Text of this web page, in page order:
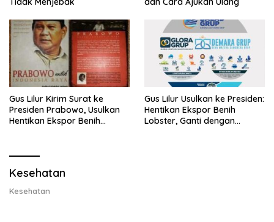
Gus Lilur Kirim Surat ke
Presiden Prabowo, Usulkan
Hentikan Ekspor Benih
Gus Lilur Usulkan ke Presiden:
Hentikan Ekspor Benih
Lobster, Ganti dengan
Kesehatan
Kesehatan